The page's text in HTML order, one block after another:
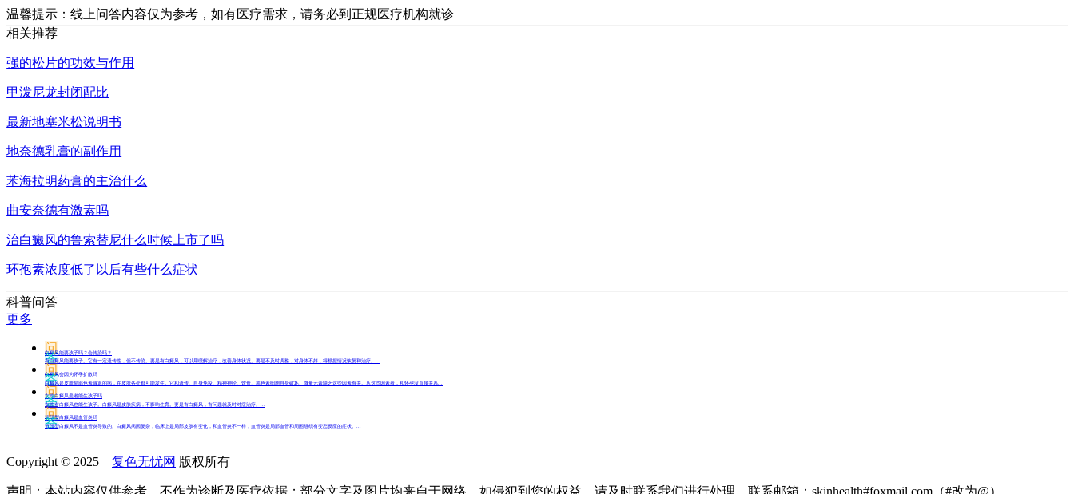
温馨提示：线上问答内容仅为参考，如有医疗需求，请务必到正规医疗机构就诊
相关推荐
强的松片的功效与作用
甲泼尼龙封闭配比
最新地塞米松说明书
地奈德乳膏的副作用
苯海拉明药膏的主治什么
曲安奈德有激素吗
治白癜风的鲁索替尼什么时候上市了吗
环孢素浓度低了以后有些什么症状
科普问答
更多
问
白癜风能要孩子吗？会传染吗？
答
有白癜风能要孩子。它有一定遗传性，但不传染。要是有白癜风，可以用缓解治疗，改善身体状况。要是不及时调整，对身体不好，得根据情况恢复和治疗。...
问
白癜风会因为怀孕扩散吗
答
白癜风是皮肤局部色素减退的病，在皮肤各处都可能发生。它和遗传、自身免疫、精神神经、饮食、黑色素细胞自身破坏、微量元素缺乏这些因素有关。从这些因素看，和怀孕没直接关系...
问
女性白癜风患者能生孩子吗
答
女性有白癜风也能生孩子。白癜风是皮肤疾病，不影响生育。要是有白癜风，有问题就及时对症治疗。...
问
节段型白癜风是血管炎吗
答
节段型白癜风不是血管炎导致的。白癜风病因复杂，临床上是局部皮肤有变化，和血管炎不一样，血管炎是局部血管和周围组织有变态反应的症状。...
Copyright © 2025 复色无忧网 版权所有
声明：本站内容仅供参考，不作为诊断及医疗依据；部分文字及图片均来自于网络，如侵犯到您的权益，请及时联系我们进行处理，联系邮箱：skinhealth#foxmail.com（#改为@）。